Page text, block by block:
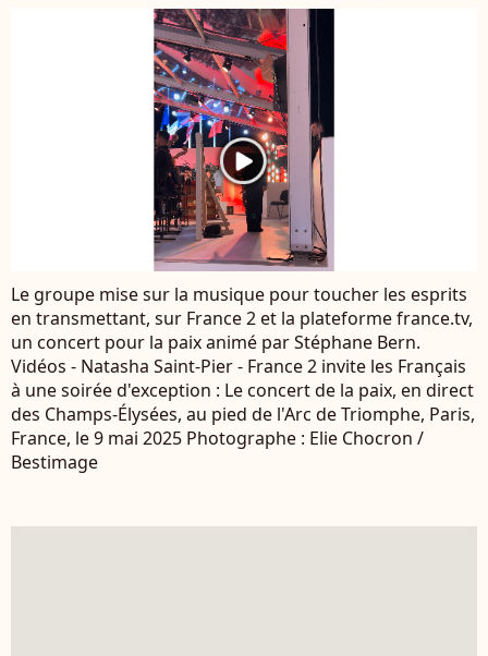
Le groupe mise sur la musique pour toucher les esprits
en transmettant, sur France 2 et la plateforme france.tv,
un concert pour la paix animé par Stéphane Bern.
Vidéos - Natasha Saint-Pier - France 2 invite les Français
à une soirée d'exception : Le concert de la paix, en direct
des Champs-Élysées, au pied de l'Arc de Triomphe, Paris,
France, le 9 mai 2025 Photographe : Elie Chocron /
Bestimage